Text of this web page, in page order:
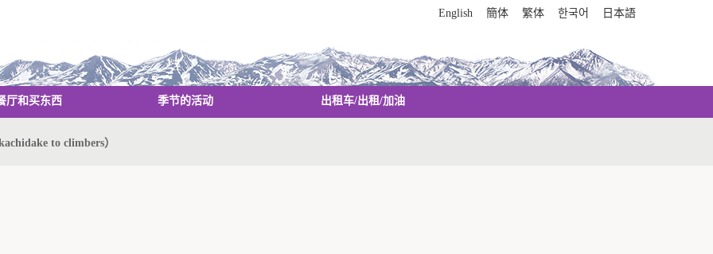
English 簡体 繁体 한국어 日本語
厅和买东西 季节的活动 出租车/出租/加油
to climbers）